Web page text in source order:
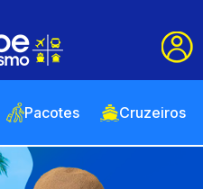
Pacotes Cruzeiros